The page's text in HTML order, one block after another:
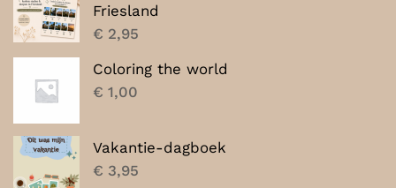
Friesland
€ 2,95
Coloring the world
€ 1,00
Vakantie-dagboek
€ 3,95